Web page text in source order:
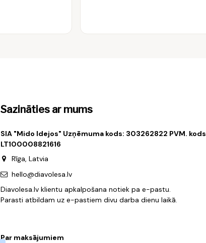
Sazināties ar mums
SIA "Mido Idejos" Uzņēmuma kods: 303262822 PVM. kods
LT100008821616
Rīga, Latvia
hello@diavolesa.lv
Diavolesa.lv klientu apkalpošana notiek pa e-pastu.
Parasti atbildam uz e-pastiem divu darba dienu laikā.
Par maksājumiem